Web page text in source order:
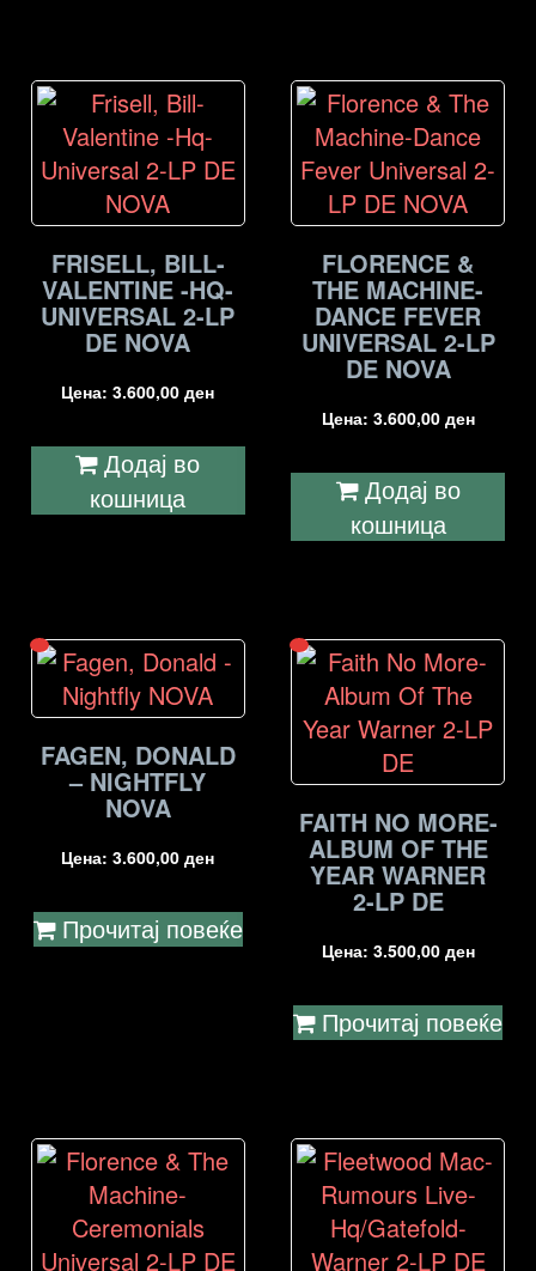
FRISELL, BILL-
VALENTINE -HQ-
UNIVERSAL 2-LP
DE NOVA
Цена:3.600,00ден
Додај во
кошница
FLORENCE &
THE MACHINE-
DANCE FEVER
UNIVERSAL 2-LP
DE NOVA
Цена: 3.600,00 ден
Додај во
кошница
FAGEN, DONALD
– NIGHTFLY
NOVA
Цена:3.600,00ден
Прочитај повеќе
FAITH NO MORE-
ALBUM OF THE
YEAR WARNER
2-LP DE
Цена: 3.500,00 ден
Прочитај повеќе